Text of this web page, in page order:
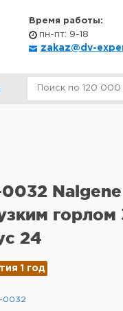
Время работы:
пн-пт: 9-18
zakaz@dv-
24
1 год
0032